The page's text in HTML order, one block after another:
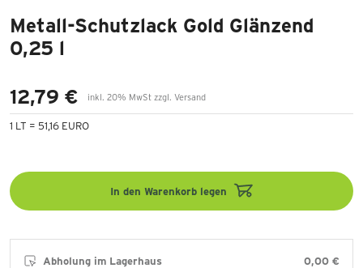
Metall-Schutzlack Gold Glänzend
0,25 l
12,79 €
inkl. 20% MwSt zzgl. Versand
1 LT = 51,16 EURO
In den Warenkorb legen
Abholung im Lagerhaus 0,00 €